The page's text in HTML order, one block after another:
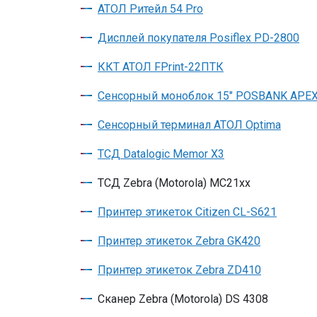
АТОЛ Ритейл 54 Pro
Дисплей покупателя Posiflex PD-2800
ККТ АТОЛ FPrint-22ПТК
Сенсорный моноблок 15" POSBANK
Сенсорный терминал АТОЛ Optima
ТСД Datalogic Memor X3
ТСД Zebra (Motorola) MC21хх
Принтер этикеток Citizen CL-S621
Принтер этикеток Zebra GK420
Принтер этикеток Zebra ZD410
Сканер Zebra (Motorola) DS 4308